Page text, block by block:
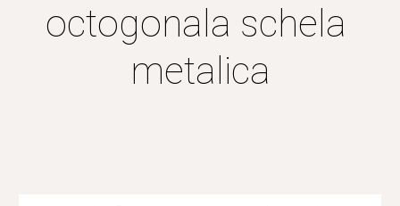
octogonala schela
metalica